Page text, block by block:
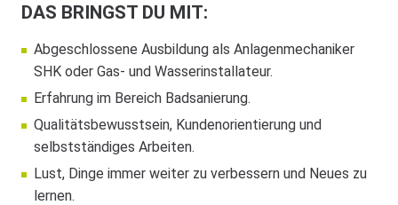
DAS BRINGST DU MIT:
Abgeschlossene Ausbildung als Anlagenmechaniker
SHK oder Gas- und Wasserinstallateur.
Erfahrung im Bereich Badsanierung.
Qualitätsbewusstsein, Kundenorientierung und
selbstständiges Arbeiten.
Lust, Dinge immer weiter zu verbessern und Neues zu
lernen.